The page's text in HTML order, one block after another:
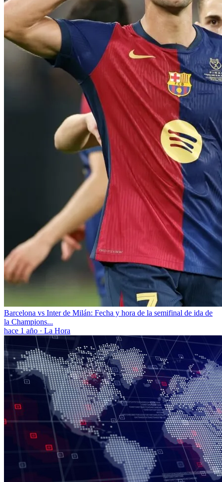
Barcelona vs Inter de Milán: Fecha y hora de la semifinal de ida de
la Champions...
hace 1 año · La Hora